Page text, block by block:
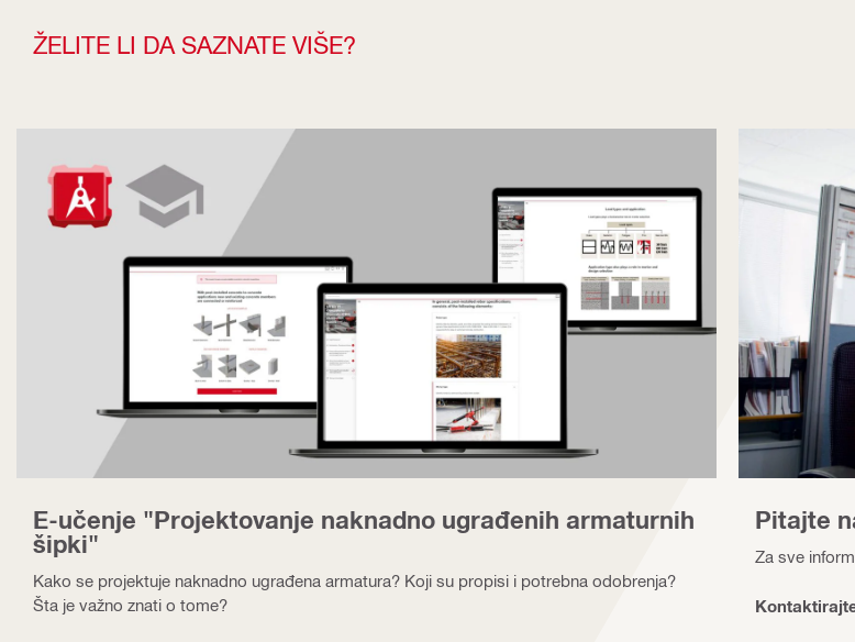
ŽELITE LI DA SAZNATE VIŠE?
E-učenje "Projektovanje naknadno ugrađenih armaturnih
šipki"
Kako se projektuje naknadno ugrađena armatura? Koji su propisi i potrebna odobrenja?
Šta je važno znati o tome?
Pitajte
Za sve